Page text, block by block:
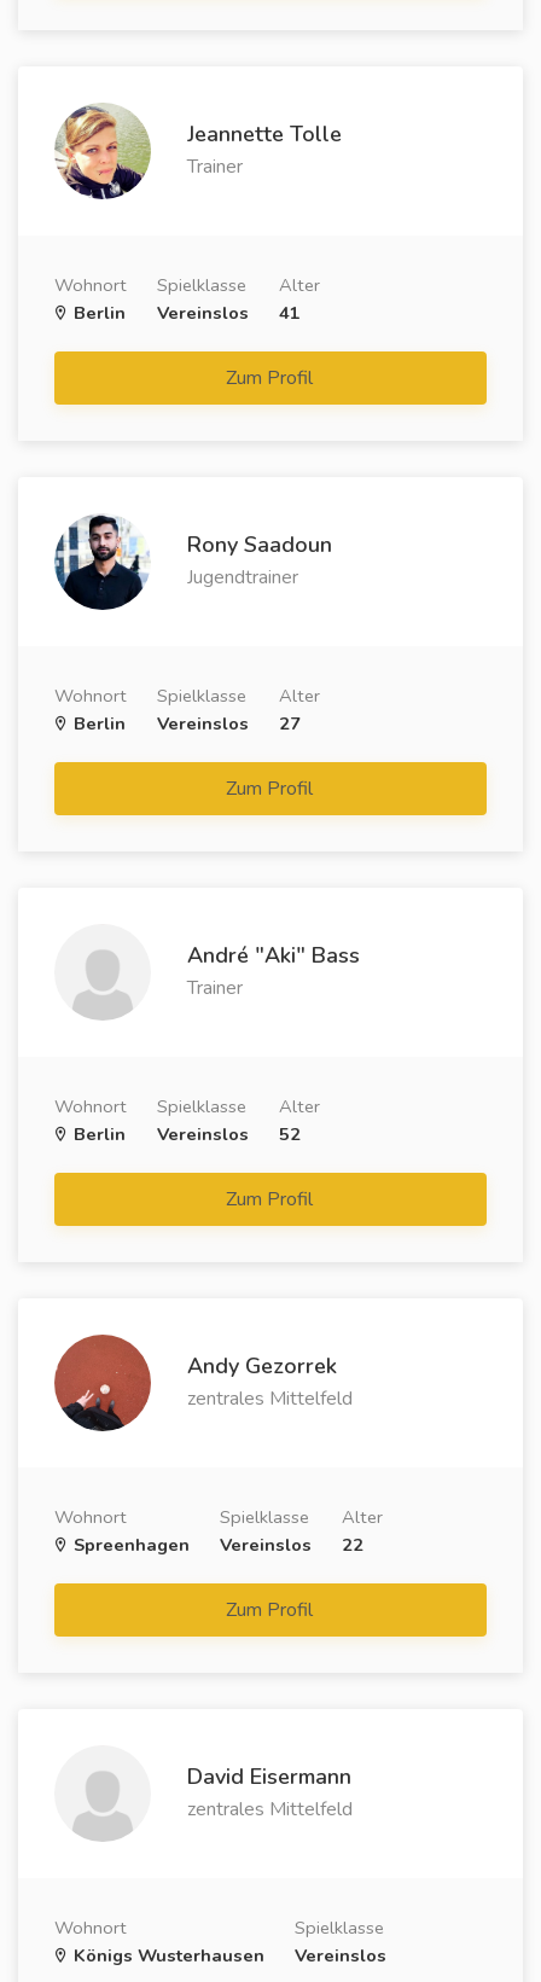
Jeannette Tolle
Trainer
Wohnort
Berlin
Spielklasse
Vereinslos
Alter
41
Zum Profil
Rony Saadoun
Jugendtrainer
Wohnort
Berlin
Spielklasse
Vereinslos
Alter
27
Zum Profil
André "Aki" Bass
Trainer
Wohnort
Berlin
Spielklasse
Vereinslos
Alter
52
Zum Profil
Andy Gezorrek
zentrales Mittelfeld
Wohnort
Spreenhagen
Spielklasse
Vereinslos
Alter
22
Zum Profil
David Eisermann
zentrales Mittelfeld
Wohnort
Königs Wusterhausen
Spielklasse
Vereinslos